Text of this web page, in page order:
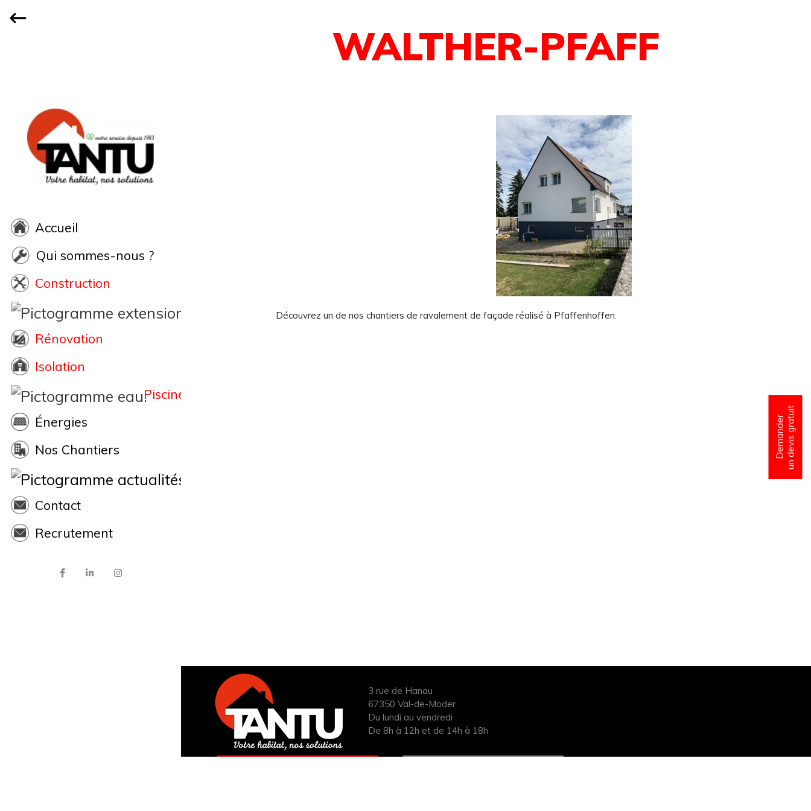
Demanderun devis gratuit
Accueil
Qui sommes-nous ?
Construction
Rénovation
Isolation
Piscine
Énergies
Nos Chantiers
Contact
Recrutement
WALTHER-PFAFF
Découvrez un de nos chantiers de ravalement de façade réalisé à Pfaffenhoffen.
3 rue de Hanau
67350 Val-de-Moder
Du lundi au vendredi
De 8h à 12h et de 14h à 18h